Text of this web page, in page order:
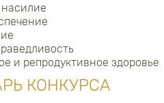
и репродуктивное здоровье
КОНКУРСА